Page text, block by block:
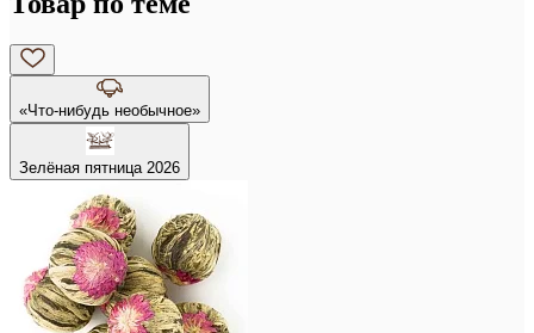
«Что-нибудь необычное»
Зелёная пятница 2026